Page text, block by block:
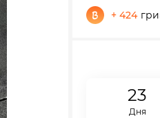
+ 424
23
Дня